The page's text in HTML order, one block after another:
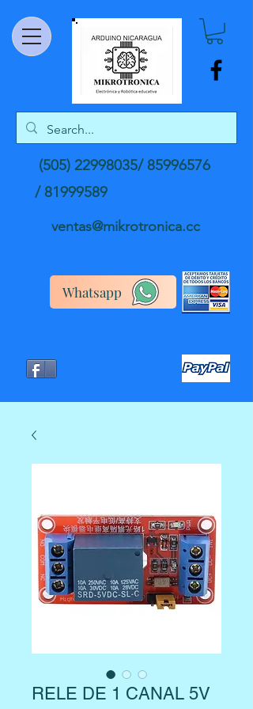
(505) 22998035/85996576
/81999589
ventas@mikrotronica.cc
Whatsapp
RELE DE 1 CANAL 5V